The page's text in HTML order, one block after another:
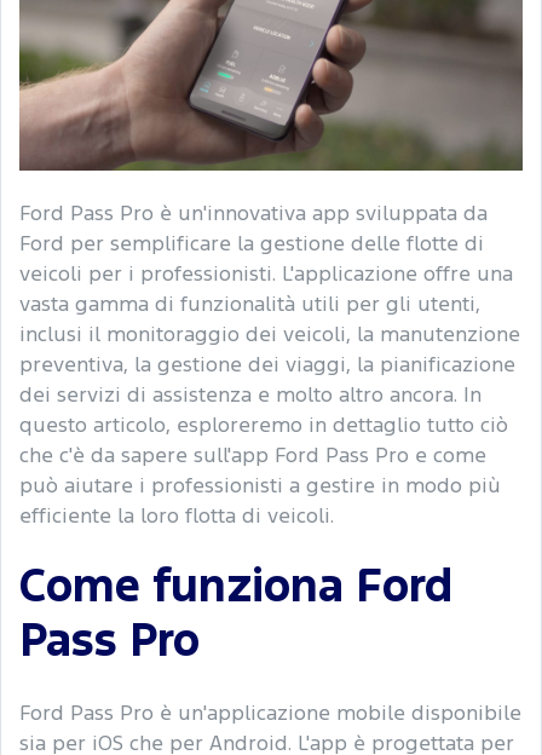
Ford Pass Pro è un'innovativa app sviluppata da
Ford per semplificare la gestione delle flotte di
veicoli per i professionisti. L'applicazione offre una
vasta gamma di funzionalità utili per gli utenti,
inclusi il monitoraggio dei veicoli, la manutenzione
preventiva, la gestione dei viaggi, la pianificazione
dei servizi di assistenza e molto altro ancora. In
questo articolo, esploreremo in dettaglio tutto ciò
che c'è da sapere sull'app Ford Pass Pro e come
può aiutare i professionisti a gestire in modo più
efficiente la loro flotta di veicoli.
Come funziona Ford
Pass Pro
Ford Pass Pro è un'applicazione mobile disponibile
sia per iOS che per Android. L'app è progettata per